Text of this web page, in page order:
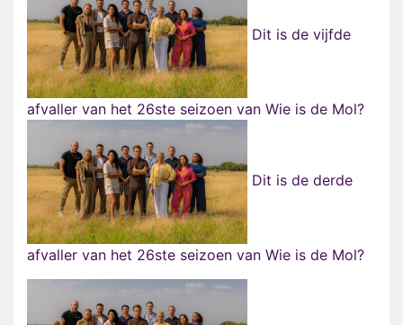
Dit is de vijfde
afvaller van het 26ste seizoen van Wie is de Mol?
Dit is de derde
afvaller van het 26ste seizoen van Wie is de Mol?